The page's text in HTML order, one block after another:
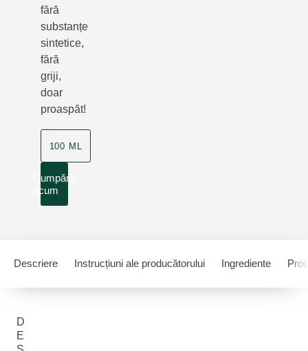
fără
substanțe
sintetice,
fără
griji,
doar
proaspăt!
100 ML
Cumpără
acum
Descriere Instrucțiuni ale producătorului Ingrediente
D
E